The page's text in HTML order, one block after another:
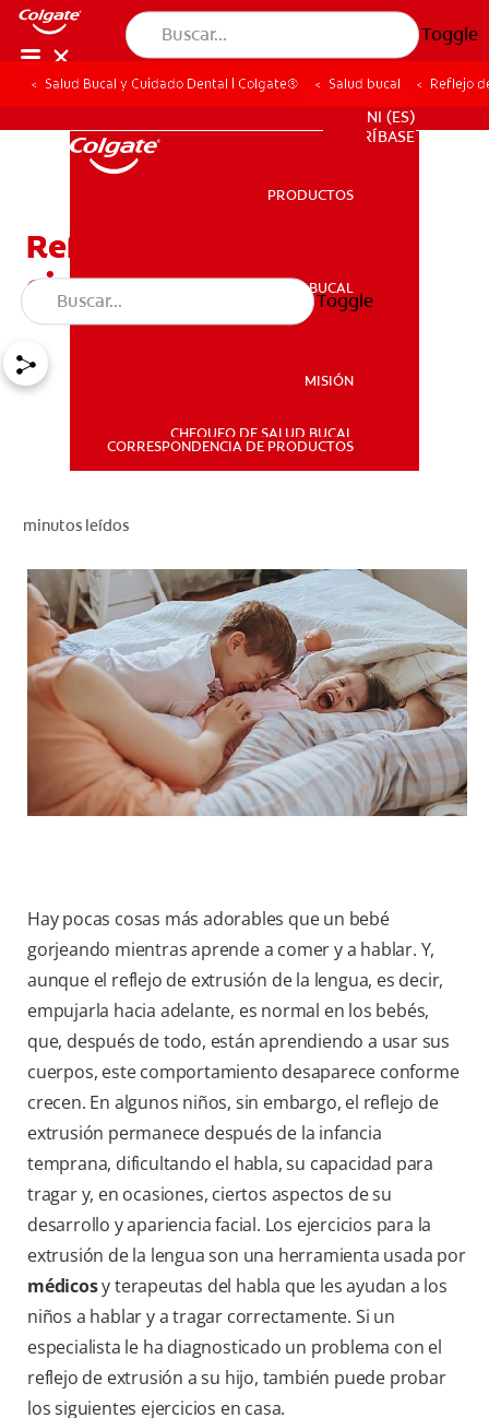
Toggle
SALUD BUCAL
PROMOCIONES
NI (ES)
SUSCRÍBASE
NI (ES)
SUSCRÍBASE
PRODUCTOS
SALUD BUCAL
MISIÓN
CHEQUEO DE SALUD BUCAL
CORRESPONDENCIA DE PRODUCTOS
Toggle
Salud Bucal y Cuidado Dental | Colgate® Salud bucal Reflejo
Reflejo de extrusión:
ejercicios correctivos
minutos leídos
Hay pocas cosas más adorables que un bebé
gorjeando mientras aprende a comer y a hablar. Y,
aunque el reflejo de extrusión de la lengua, es decir,
empujarla hacia adelante, es normal en los bebés,
que, después de todo, están aprendiendo a usar sus
cuerpos, este comportamiento desaparece conforme
crecen. En algunos niños, sin embargo, el reflejo de
extrusión permanece después de la infancia
temprana, dificultando el habla, su capacidad para
tragar y, en ocasiones, ciertos aspectos de su
desarrollo y apariencia facial. Los ejercicios para la
extrusión de la lengua son una herramienta usada por
médicosy terapeutas del habla que les ayudan a los
niños a hablar y a tragar correctamente. Si un
especialista le ha diagnosticado un problema con el
reflejo de extrusión a su hijo, también puede probar
los siguientes ejercicios en casa.